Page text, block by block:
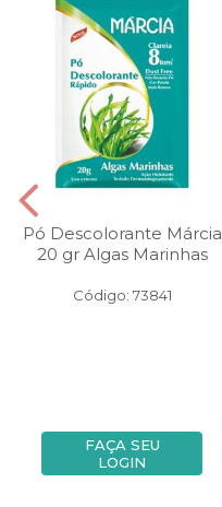
Pó Descolorante Márcia
20 gr Algas Marinhas
Código: 73841
FAÇA SEU
LOGIN